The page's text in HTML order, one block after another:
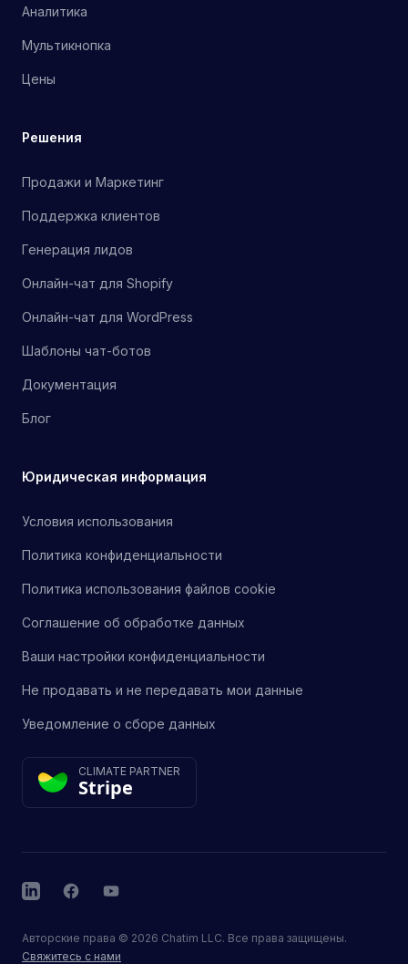
Аналитика
Мультикнопка
Цены
Решения
Продажи и Маркетинг
Поддержка клиентов
Генерация лидов
Онлайн-чат для Shopify
Онлайн-чат для WordPress
Шаблоны чат-ботов
Документация
Блог
Юридическая информация
Условия использования
Политика конфиденциальности
Политика использования файлов cookie
Соглашение об обработке данных
Ваши настройки конфиденциальности
Не продавать и не передавать мои данные
Уведомление о сборе данных
CLIMATE PARTNER
Stripe
LinkedInFacebookYouTube
Авторские права © 2026 Chatim LLC. Все права защищены.
Свяжитесь с нами